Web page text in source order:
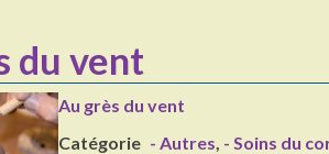
du vent
Au grès du vent
Catégorie - Autres, - Soins du